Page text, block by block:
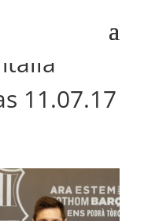
11.07.17